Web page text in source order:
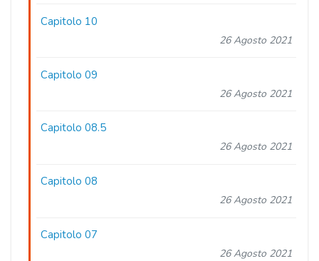
Capitolo 10
26 Agosto 2021
Capitolo 09
26 Agosto 2021
Capitolo 08.5
26 Agosto 2021
Capitolo 08
26 Agosto 2021
Capitolo 07
26 Agosto 2021